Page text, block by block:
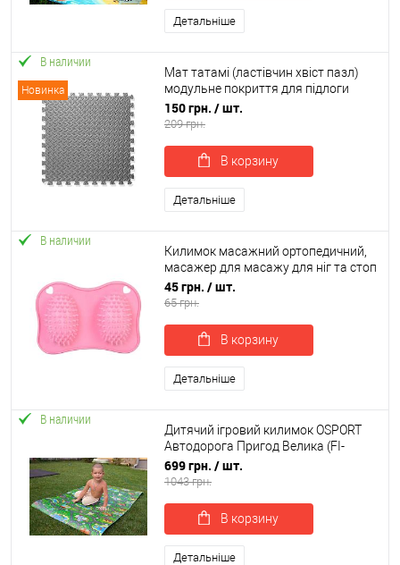
Детальніше
Новинка
В наличии
Мат татамі (ластівчин хвіст пазл)
модульне покриття для підлоги
м'яка підлога EVA OSPORT 60 х 60 х
1см (OF-0313)
150 грн. / шт.
209 грн.
В корзину
Детальніше
В наличии
Килимок масажний ортопедичний,
масажер для масажу для ніг та стоп
OSPORT 18.5x13см (MS 4669)
45 грн. / шт.
65 грн.
В корзину
Детальніше
В наличии
Дитячий ігровий килимок OSPORT
Автодорога Пригод Велика (FI-
0072)
699 грн. / шт.
1043 грн.
В корзину
Детальніше